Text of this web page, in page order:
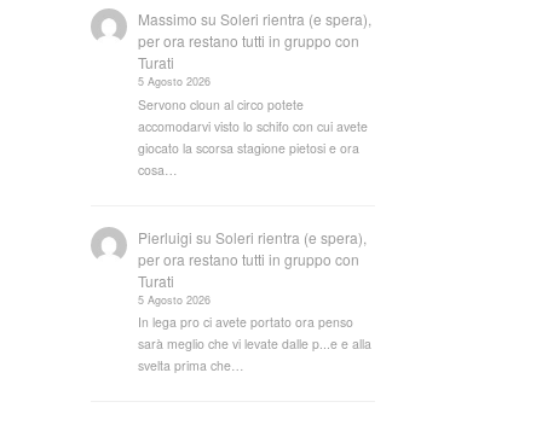
Massimo suSoleri rientra (e spera),
per ora restano tutti in gruppo con
Turati
5 Agosto 2026
Servono cloun al circo potete
accomodarvi visto lo schifo con cui avete
giocato la scorsa stagione pietosi e ora
cosa…
Pierluigi suSoleri rientra (e spera),
per ora restano tutti in gruppo con
Turati
5 Agosto 2026
In lega pro ci avete portato ora penso
sarà meglio che vi levate dalle p...e e alla
svelta prima che…